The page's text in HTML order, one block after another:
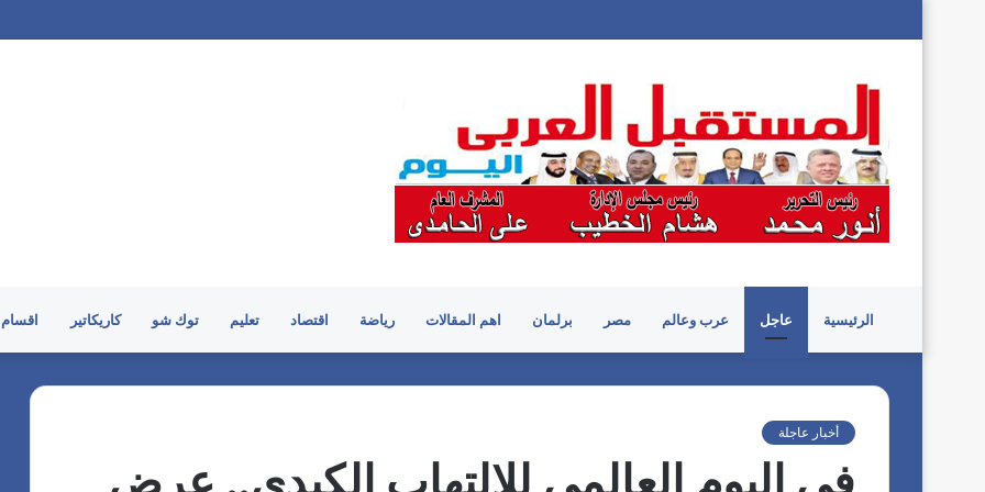
الرئيسية عاجل عرب وعالم مصر برلمان اهم المقالات رياضة اقتصاد تعليم توك شو كاريكاتير
أخبار عاجلة
فى اليوم العالمي للالتهاب الكبدي.. عرض